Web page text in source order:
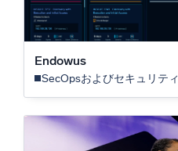
Endowus
SecOpsおよびセキュリティ